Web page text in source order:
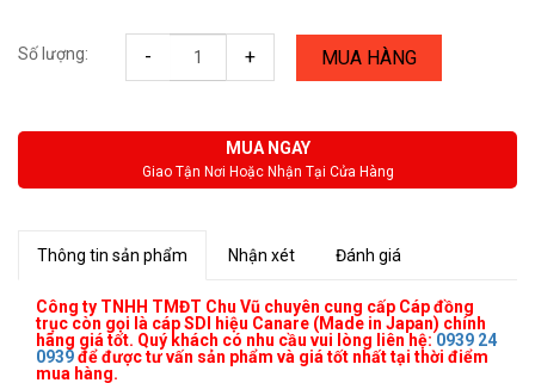
Số lượng: - + MUA HÀNG
MUA NGAY
Giao Tận Nơi Hoặc Nhận Tại Cửa Hàng
Thông tin sản phẩm Nhận xét Đánh giá
Công ty TNHH TMĐT Chu Vũ chuyên cung cấp Cáp đồng
trục còn gọi là cáp SDI hiệu Canare (Made in Japan) chính
hãng giá tốt. Quý khách có nhu cầu vui lòng liên hệ:0939 24
0939để được tư vấn sản phẩm và giá tốt nhất tại thời điểm
mua hàng.